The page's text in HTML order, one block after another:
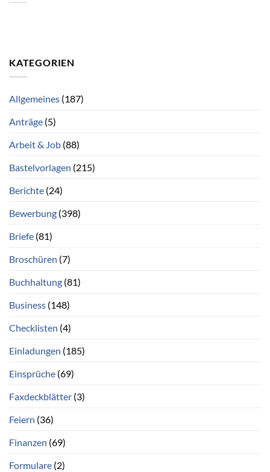
KATEGORIEN
Allgemeines (187)
Anträge (5)
Arbeit & Job (88)
Bastelvorlagen (215)
Berichte (24)
Bewerbung (398)
Briefe (81)
Broschüren (7)
Buchhaltung (81)
Business (148)
Checklisten (4)
Einladungen (185)
Einsprüche (69)
Faxdeckblätter (3)
Feiern (36)
Finanzen (69)
Formulare (2)